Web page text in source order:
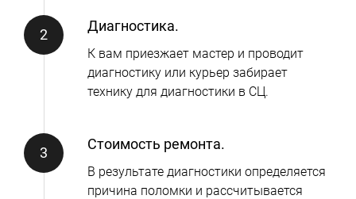
Диагностика.
К вам приезжает мастер и проводит
диагностику или курьер забирает
технику для диагностики в СЦ.
Стоимость ремонта.
В результате диагностики определяется
причина поломки и рассчитывается